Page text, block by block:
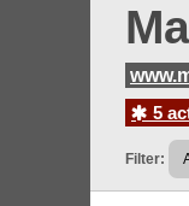
5
Filter: